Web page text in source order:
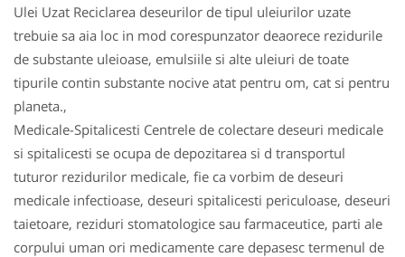
Ulei Uzat Reciclarea deseurilor de tipul uleiurilor uzate
trebuie sa aia loc in mod corespunzator deaorece rezidurile
de substante uleioase, emulsiile si alte uleiuri de toate
tipurile contin substante nocive atat pentru om, cat si pentru
planeta.,
Medicale-Spitalicesti Centrele de colectare deseuri medicale
si spitalicesti se ocupa de depozitarea si d transportul
tuturor rezidurilor medicale, fie ca vorbim de deseuri
medicale infectioase, deseuri spitalicesti periculoase, deseuri
taietoare, reziduri stomatologice sau farmaceutice, parti ale
corpului uman ori medicamente care depasesc termenul de